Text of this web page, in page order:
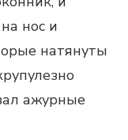
нос и
натянуты
ажурные